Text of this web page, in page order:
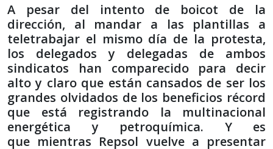
A pesar del intento de boicot de la
dirección, al mandar a las plantillas a
teletrabajar el mismo día de la protesta,
los delegados y delegadas de ambos
sindicatos han comparecido para decir
alto y claro que están cansados de ser los
grandes olvidados de los beneficios récord
que está registrando la multinacional
energética y petroquímica. Y es
que mientras Repsol vuelve a presentar